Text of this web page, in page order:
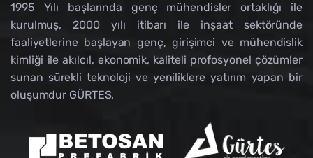
1995 Yılı başlarında genç mühendisler ortaklığı ile
kurulmuş, 2000 yılı itibarı ile inşaat sektöründe
faaliyetlerine başlayan genç, girişimci ve mühendislik
kimliği ile akılcıl, ekonomik, kaliteli profosyonel çözümler
sunan sürekli teknoloji ve yeniliklere yatırım yapan bir
oluşumdur GÜRTES.